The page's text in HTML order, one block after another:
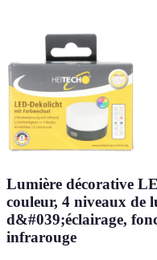
Lumière décorative
couleur, 4 niveaux de
d&#039;éclairage,
infrarouge